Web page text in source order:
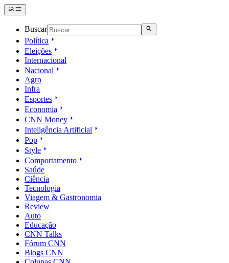
Buscar
Política
Eleições
Internacional
Nacional
Agro
Infra
Esportes
Economia
CNN Money
Inteligência Artificial
Pop
Style
Comportamento
Saúde
Ciência
Tecnologia
Viagem & Gastronomia
Review
Auto
Educação
CNN Talks
Fórum CNN
Blogs CNN